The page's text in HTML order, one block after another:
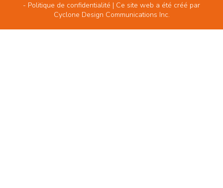
- Politique de confidentialité | Ce site web a été créé par
Cyclone Design Communications Inc.